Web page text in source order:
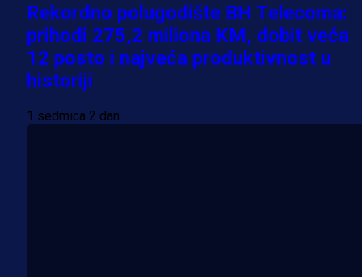
Rekordno polugodište BH Telecoma:
prihodi 275,2 miliona KM, dobit veća
12 posto i najveća produktivnost u
historiji
1 sedmica 2 dan